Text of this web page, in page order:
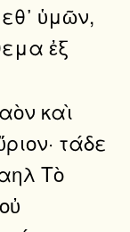
ὑμῶν,
ἐξ
καὶ
τάδε
Τὸ